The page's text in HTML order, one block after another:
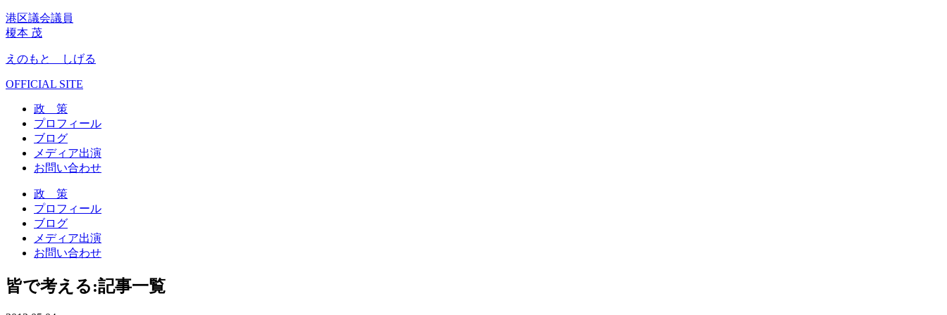
港区議会議員
榎本 茂
えのもと しげる
OFFICIAL SITE
政 策
プロフィール
ブログ
メディア出演
お問い合わせ
政 策
プロフィール
ブログ
メディア出演
お問い合わせ
皆で考える:記事一覧